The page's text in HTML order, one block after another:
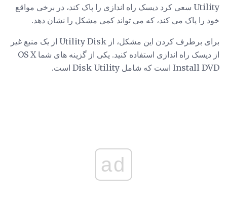
Utility سعی کرد دیسک راه اندازی را پاک کند، در برخی مواقع
خود را پاک می کند، که می تواند کمی مشکل را نشان دهد.
برای برطرف کردن این مشکل، از Utility Disk از یک منبع غیر
از دیسک راه اندازی استفاده کنید. یکی از گزینه های شما OS X
Install DVD است که شامل Disk Utility است.
ad